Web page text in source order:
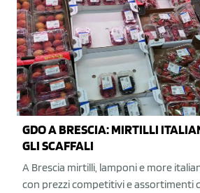
GDO A BRESCIA: MIRTILLI
GLI SCAFFALI
A Brescia mirtilli, lamponi e more
con prezzi competitivi e assortimenti